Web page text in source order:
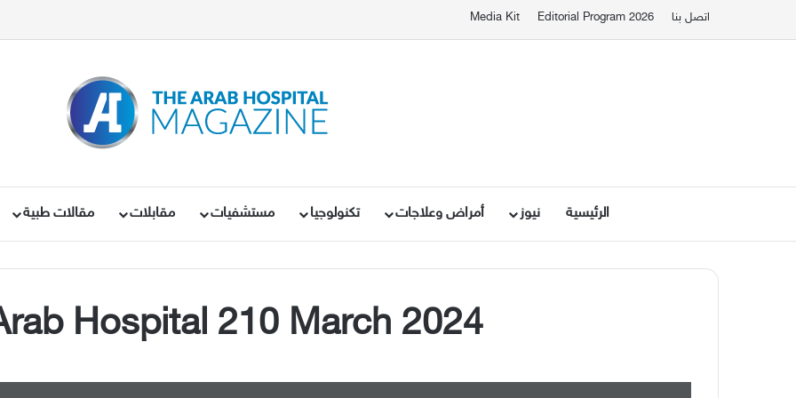
اتصل بنا Editorial Program 2026
Media Kit
الرئيسية نيوز أمراض وعلاجات تكنولوجيا مستشفيات مقابلات مقالات طبية
Hospital 210 March 2024